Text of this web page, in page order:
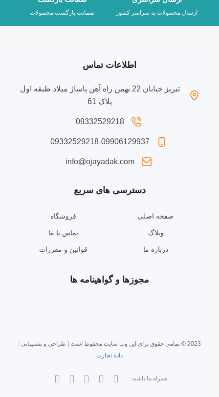
ارسال محصولات به سراسر کشور ضمانت بازگشت محصولات
اطلاعات تماس
تبریز خیابان 22 بهمن راه آهن پاساژ میلاد طبقه اول
پلاک 61
09332529218
09332529218-09906129937
info@ojayadak.com
دسترسی های سریع
صفحه اصلی فروشگاه
وبلاگ تماس با ما
درباره ما قوانین و مقررات
مجوزها و گواهینامه ها
2023 © تمامی حقوق برای این وب سایت محفوظ است | طراحی و پشتیبانی :
داده تجارت
همراه ما باشید: